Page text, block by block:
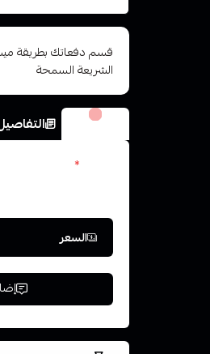
الشريعة السمحة
الخيارات
*
السعر